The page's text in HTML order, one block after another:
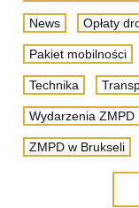
News Opłaty
Pakiet mobilności
Technika
Wydarzenia ZMPD
ZMPD w Brukseli